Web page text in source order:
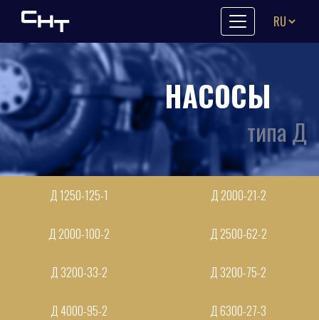
Skip to content
НАСОСЫ
типа Д
Д 1250-125-1 Д 2000-21-2
Д 2000-100-2 Д 2500-62-2
Д 3200-33-2 Д 3200-75-2
Д 4000-95-2 Д 6300-27-3